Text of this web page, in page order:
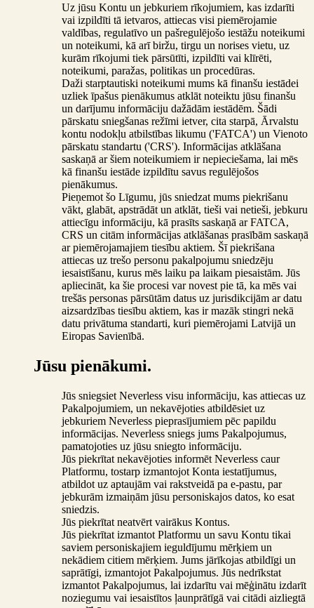
Uz jūsu Kontu un jebkuriem rīkojumiem, kas izdarīti
vai izpildīti tā ietvaros, attiecas visi piemērojamie
valdības, regulatīvo un pašregulējošo iestāžu noteikumi
un noteikumi, kā arī biržu, tirgu un norises vietu, uz
kurām rīkojumi tiek pārsūtīti, izpildīti vai klīrēti,
noteikumi, paražas, politikas un procedūras.
Daži starptautiski noteikumi mums kā finanšu iestādei
uzliek īpašus pienākumus atklāt noteiktu jūsu finanšu
un darījumu informāciju dažādām iestādēm. Šādi
pārskatu sniegšanas režīmi ietver, cita starpā, Ārvalstu
kontu nodokļu atbilstības likumu ('FATCA') un Vienoto
pārskatu standartu ('CRS'). Informācijas atklāšana
saskaņā ar šiem noteikumiem ir nepieciešama, lai mēs
kā finanšu iestāde izpildītu savus regulējošos
pienākumus.
Pieņemot šo Līgumu, jūs sniedzat mums piekrišanu
vākt, glabāt, apstrādāt un atklāt, tieši vai netieši, jebkuru
attiecīgu informāciju, kā prasīts saskaņā ar FATCA,
CRS un citām informācijas atklāšanas prasībām saskaņā
ar piemērojamajiem tiesību aktiem. Šī piekrišana
attiecas uz trešo personu pakalpojumu sniedzēju
iesaistīšanu, kurus mēs laiku pa laikam piesaistām. Jūs
apliecināt, ka šie procesi var novest pie tā, ka mēs vai
trešās personas pārsūtām datus uz jurisdikcijām ar datu
aizsardzības tiesību aktiem, kas ir mazāk stingri nekā
datu privātuma standarti, kuri piemērojami Latvijā un
Eiropas Savienībā.
Jūsu pienākumi.
Jūs sniegsiet Neverless visu informāciju, kas attiecas uz
Pakalpojumiem, un nekavējoties atbildēsiet uz
jebkuriem Neverless pieprasījumiem pēc papildu
informācijas. Neverless sniegs jums Pakalpojumus,
pamatojoties uz jūsu sniegto informāciju.
Jūs piekrītat nekavējoties informēt Neverless caur
Platformu, tostarp izmantojot Konta iestatījumus,
atbildot uz aptaujām vai rakstveidā pa e-pastu, par
jebkurām izmaiņām jūsu personiskajos datos, ko esat
sniedzis.
Jūs piekrītat neatvērt vairākus Kontus.
Jūs piekrītat izmantot Platformu un savu Kontu tikai
saviem personiskajiem ieguldījumu mērķiem un
nekādiem citiem mērķiem. Jums jārīkojas atbildīgi un
saprātīgi, izmantojot Pakalpojumus. Jūs nedrīkstat
izmantot Pakalpojumus, lai izdarītu vai mēģinātu izdarīt
noziegumu vai iesaistītos ļaunprātīgā vai citādi aizliegtā